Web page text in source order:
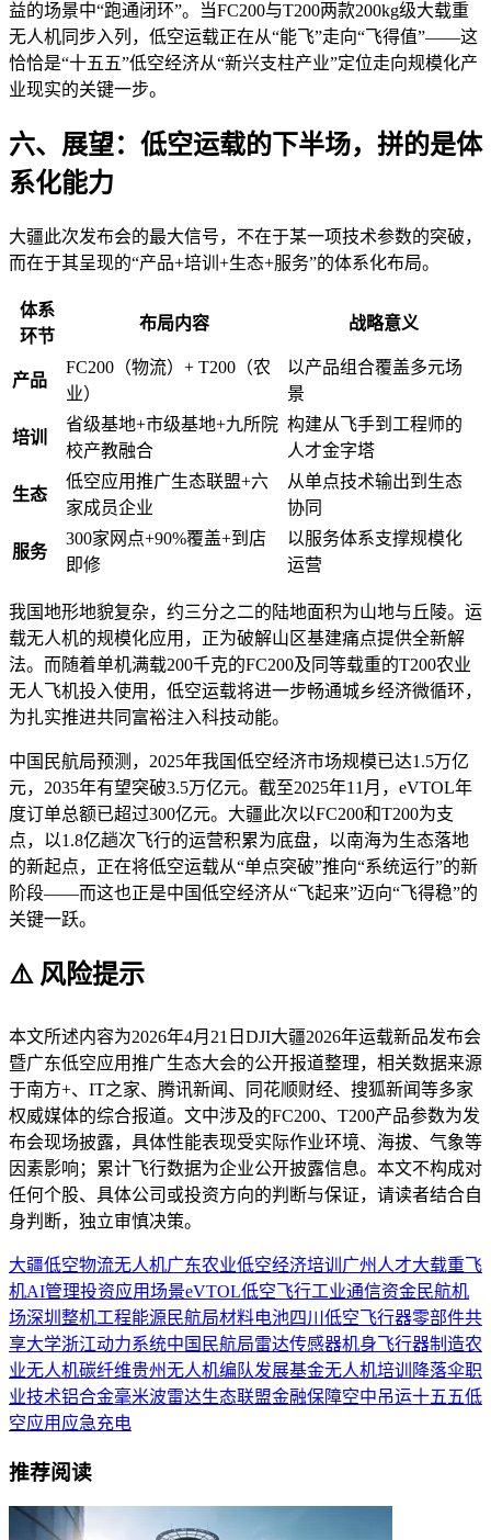
益的场景中“跑通闭环”。当FC200与T200两款200kg级大载重
无人机同步入列，低空运载正在从“能飞”走向“飞得值”——这
恰恰是“十五五”低空经济从“新兴支柱产业”定位走向规模化产
业现实的关键一步。
六、展望：低空运载的下半场，拼的是体
系化能力
大疆此次发布会的最大信号，不在于某一项技术参数的突破，
而在于其呈现的“产品+培训+生态+服务”的体系化布局。
体系
环节
布局内容 战略意义
产品
FC200（物流）+ T200（农
业）
以产品组合覆盖多元场
景
培训
省级基地+市级基地+九所院
校产教融合
构建从飞手到工程师的
人才金字塔
生态
低空应用推广生态联盟+六
家成员企业
从单点技术输出到生态
协同
服务
300家网点+90%覆盖+到店
即修
以服务体系支撑规模化
运营
我国地形地貌复杂，约三分之二的陆地面积为山地与丘陵。运
载无人机的规模化应用，正为破解山区基建痛点提供全新解
法。而随着单机满载200千克的FC200及同等载重的T200农业
无人飞机投入使用，低空运载将进一步畅通城乡经济微循环，
为扎实推进共同富裕注入科技动能。
中国民航局预测，2025年我国低空经济市场规模已达1.5万亿
元，2035年有望突破3.5万亿元。截至2025年11月，eVTOL年
度订单总额已超过300亿元。大疆此次以FC200和T200为支
点，以1.8亿趟次飞行的运营积累为底盘，以南海为生态落地
的新起点，正在将低空运载从“单点突破”推向“系统运行”的新
阶段——而这也正是中国低空经济从“飞起来”迈向“飞得稳”的
关键一跃。
⚠️ 风险提示
本文所述内容为2026年4月21日DJI大疆2026年运载新品发布会
暨广东低空应用推广生态大会的公开报道整理，相关数据来源
于南方+、IT之家、腾讯新闻、同花顺财经、搜狐新闻等多家
权威媒体的综合报道。文中涉及的FC200、T200产品参数为发
布会现场披露，具体性能表现受实际作业环境、海拔、气象等
因素影响；累计飞行数据为企业公开披露信息。本文不构成对
任何个股、具体公司或投资方向的判断与保证，请读者结合自
身判断，独立审慎决策。
大疆低空物流无人机广东农业低空经济培训 广州 人才大载重飞
机AI管理投资应用场景eVTOL低空飞行工业通信资金民航机
场深圳 整机工程能源 民航局材料电池四川 低空飞行器零部件共
享大学浙江动力系统中国民航局雷达传感器机身飞行器制造农
业无人机碳纤维贵州无人机编队发展基金无人机培训 降落伞职
业技术铝合金毫米波雷达生态联盟金融保障空中吊运十五五低
空应用 应急充电
推荐阅读